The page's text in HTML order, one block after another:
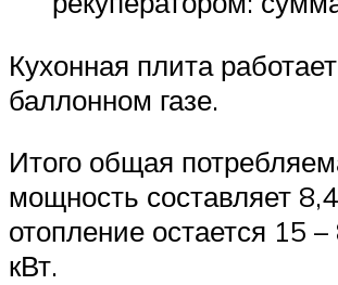
Кухонная плита
баллонном газе.
Итого общая
мощность составляет
отопление остается 15
кВт.